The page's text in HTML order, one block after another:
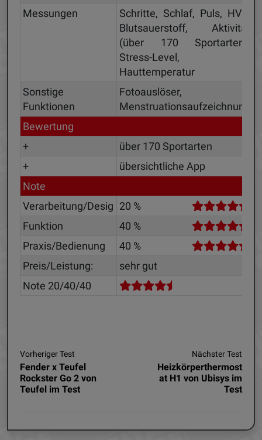
Messungen
Schritte, Schlaf, Puls, HVR,
Blutsauerstoff, Aktivität
(über 170 Sportarten),
Stress-Level,
Hauttemperatur
Sonstige
Funktionen
Fotoauslöser,
Menstruationsaufzeichnung
Bewertung
+
über 170 Sportarten
+
übersichtliche App
Note
Verarbeitung/Desig 20 %
Funktion
40 %
Praxis/Bedienung
40 %
Preis/Leistung:
sehr gut
Note 20/40/40
Vorheriger Test
Fender x Teufel
Rockster Go 2 von
Teufel im Test
Nächster Test
Heizkörperthermost
at H1 von Ubisys im
Test